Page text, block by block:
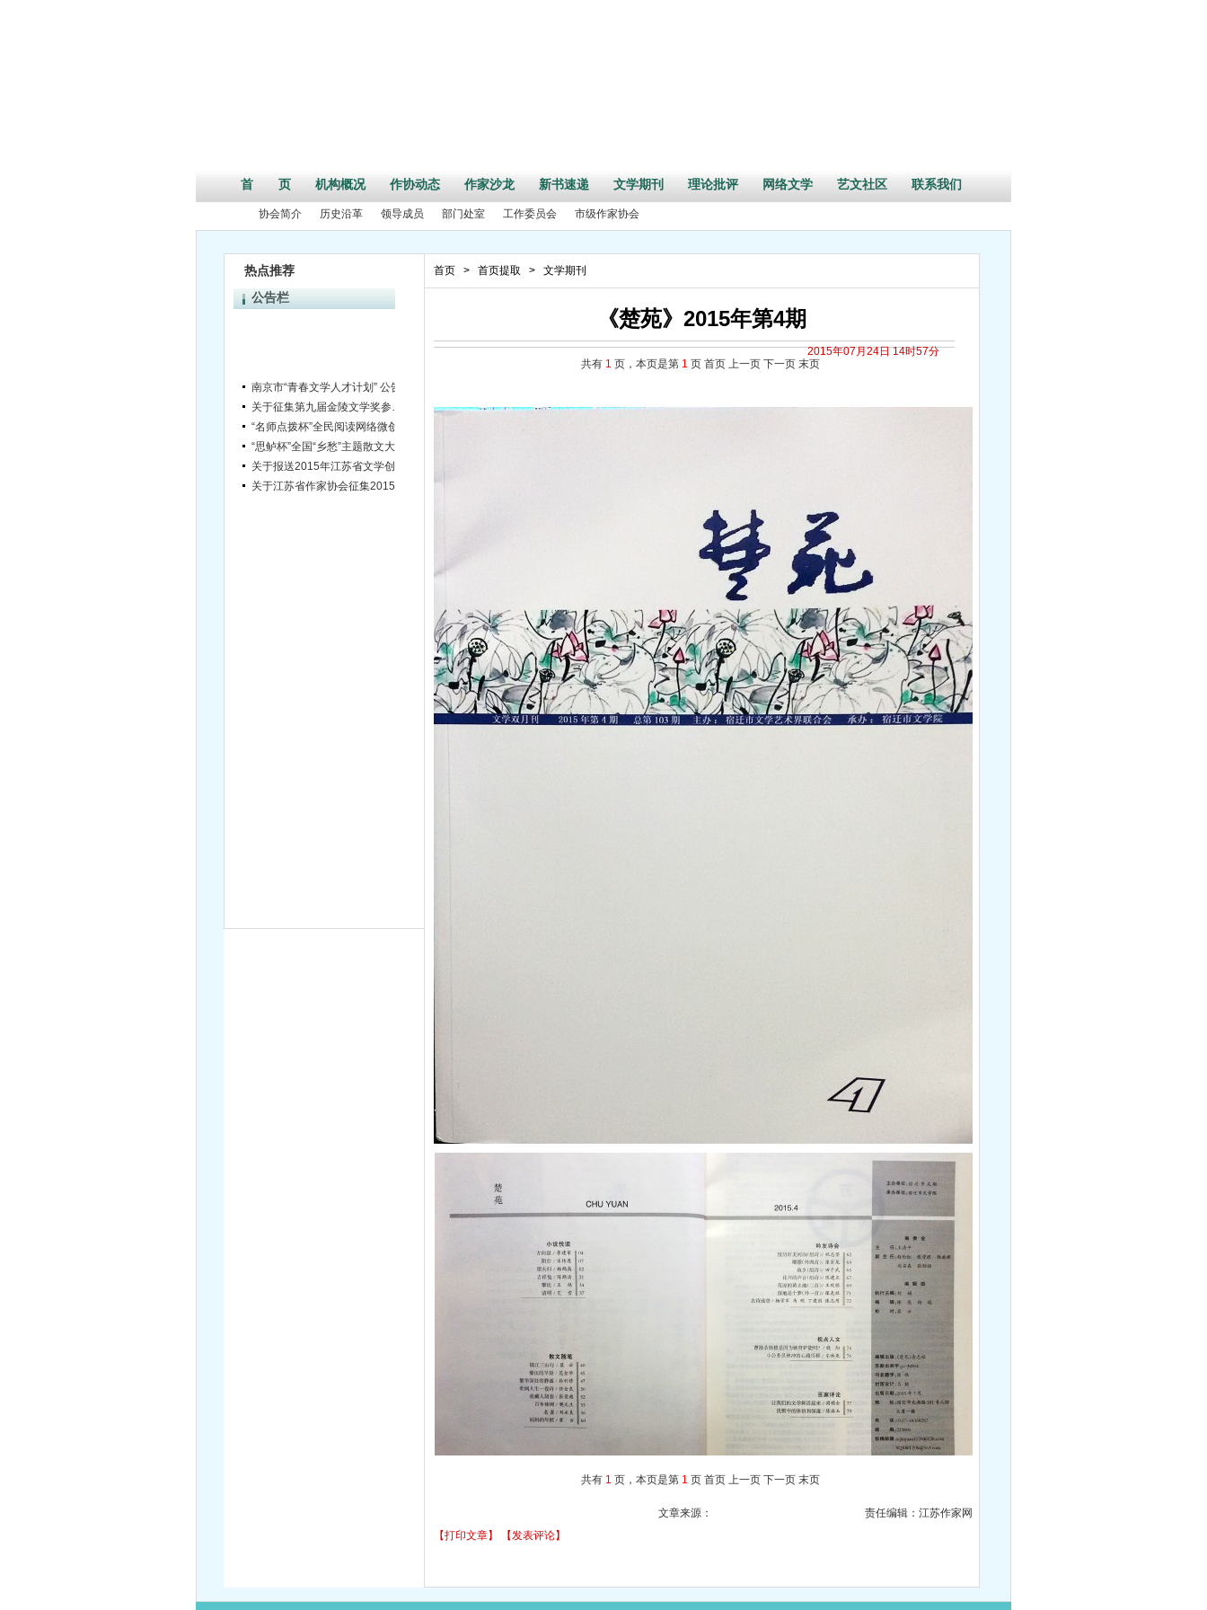
首 页 机构概况 作协动态 作家沙龙 新书速递 文学期刊 理论批评 网络文学 艺文社区 联系我们
协会简介 历史沿革 领导成员 部门处室 工作委员会 市级作家协会
热点推荐
公告栏
首页 > 首页提取 > 文学期刊
《楚苑》2015年第4期
2015年07月24日 14时57分
共有 1 页，本页是第 1 页 首页 上一页 下一页 末页
共有 1 页，本页是第 1 页 首页 上一页 下一页 末页
文章来源：
责任编辑：江苏作家网
【打印文章】
【发表评论】